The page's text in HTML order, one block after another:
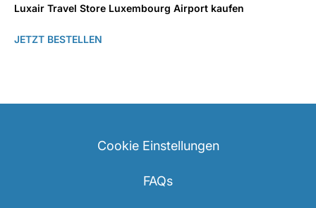
Luxair Travel Store Luxembourg Airport kaufen
JETZT BESTELLEN
Cookie Einstellungen
FAQs